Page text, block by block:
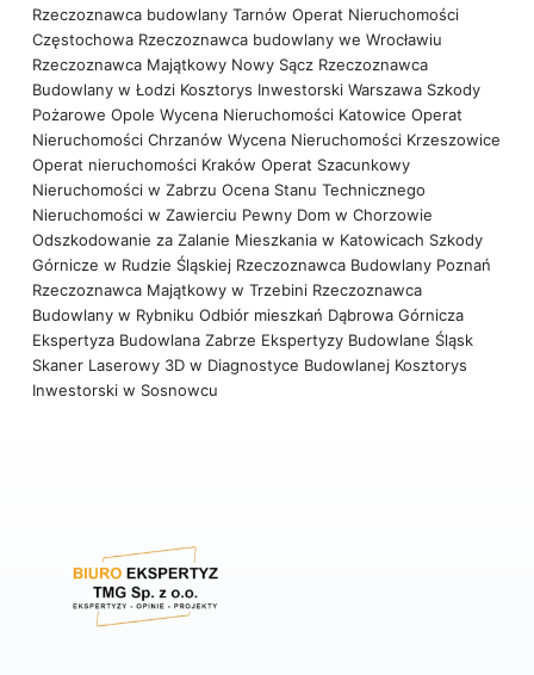
Rzeczoznawca budowlany Tarnów Operat Nieruchomości
Częstochowa Rzeczoznawca budowlany we Wrocławiu
Rzeczoznawca Majątkowy Nowy Sącz Rzeczoznawca
Budowlany w Łodzi Kosztorys Inwestorski Warszawa Szkody
Pożarowe Opole Wycena Nieruchomości Katowice Operat
Nieruchomości Chrzanów Wycena Nieruchomości Krzeszowice
Operat nieruchomości Kraków Operat Szacunkowy
Nieruchomości w Zabrzu Ocena Stanu Technicznego
Nieruchomości w Zawierciu Pewny Dom w Chorzowie
Odszkodowanie za Zalanie Mieszkania w Katowicach Szkody
Górnicze w Rudzie Śląskiej Rzeczoznawca Budowlany Poznań
Rzeczoznawca Majątkowy w Trzebini Rzeczoznawca
Budowlany w Rybniku Odbiór mieszkań Dąbrowa Górnicza
Ekspertyza Budowlana Zabrze Ekspertyzy Budowlane Śląsk
Skaner Laserowy 3D w Diagnostyce Budowlanej Kosztorys
Inwestorski w Sosnowcu